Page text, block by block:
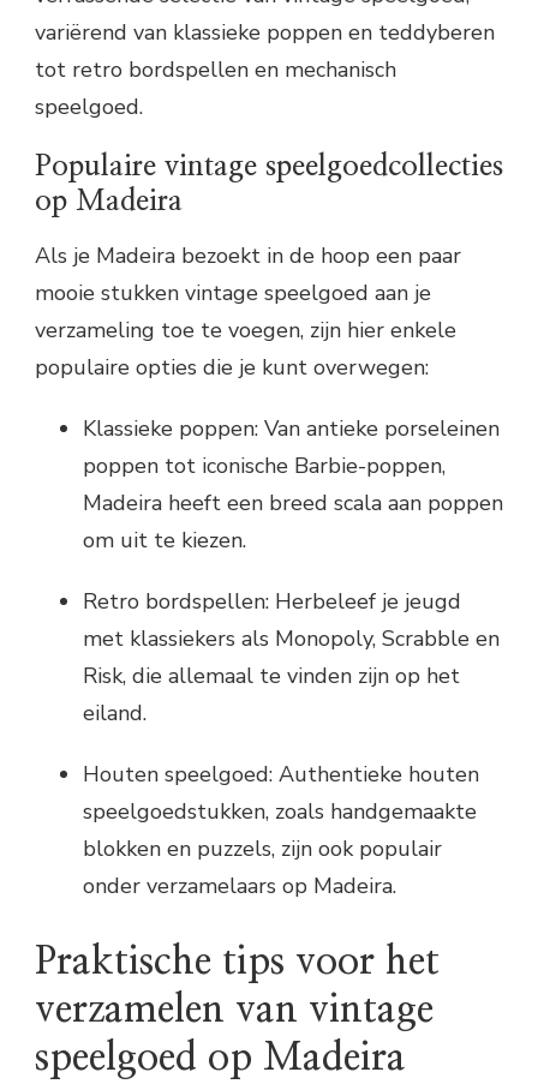
variërend van klassieke poppen en teddyberen
tot retro bordspellen en mechanisch
speelgoed.
Populaire vintage speelgoedcollecties
op Madeira
Als je Madeira bezoekt in de hoop een paar
mooie stukken vintage speelgoed aan je
verzameling toe te voegen, zijn hier enkele
populaire opties die je kunt overwegen:
Klassieke poppen: Van antieke porseleinen
poppen tot iconische Barbie-poppen,
Madeira heeft een breed scala aan poppen
om uit te kiezen.
Retro bordspellen: Herbeleef je jeugd
met klassiekers als Monopoly, Scrabble en
Risk, die allemaal te vinden zijn op het
eiland.
Houten speelgoed: Authentieke houten
speelgoedstukken, zoals handgemaakte
blokken en puzzels, zijn ook populair
onder verzamelaars op Madeira.
Praktische tips voor het
verzamelen van vintage
speelgoed op Madeira